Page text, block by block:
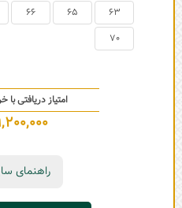
63
65
66
70
امتیاز دریافتی با
راهنمای